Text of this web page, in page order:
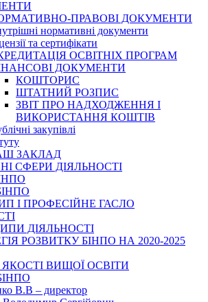
ПРАВОВІ ДОКУМЕНТИ
нормативні документи
та сертифікати
ОСВІТНІХ ПРОГРАМ
ДОКУМЕНТИ
КОШТОРИС
ШТАТНИЙ РОЗПИС
ЗВІТ ПРО НАДХОДЖЕННЯ І
ВИКОРИСТАННЯ КОШТІВ
закупівлі
ЗАКЛАД
СФЕРИ ДІЯЛЬНОСТІ
І ПРОФЕСІЙНЕ ГАСЛО
ДІЯЛЬНОСТІ
РОЗВИТКУ БІНПО НА 2020-2025
ВИЩОЇ ОСВІТИ
В.В – директор